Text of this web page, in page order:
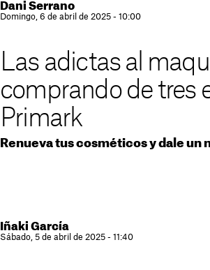
Dani Serrano
Domingo, 6 de abril de 2025 - 10:00
Las adictas al
comprando de tres
Primark
Renueva tus cosméticos y dale un
Iñaki García
Sábado, 5 de abril de 2025 - 11:40